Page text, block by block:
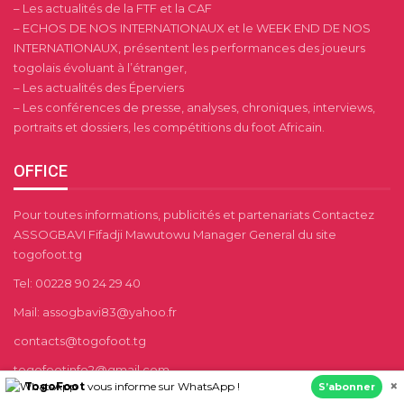
– Les actualités de la FTF et la CAF
– ECHOS DE NOS INTERNATIONAUX et le WEEK END DE NOS
INTERNATIONAUX, présentent les performances des joueurs
togolais évoluant à l’étranger,
– Les actualités des Éperviers
– Les conférences de presse, analyses, chroniques, interviews,
portraits et dossiers, les compétitions du foot Africain.
OFFICE
Pour toutes informations, publicités et partenariats Contactez
ASSOGBAVI Fifadji Mawutowu Manager General du site
togofoot.tg
Tel: 00228 90 24 29 40
Mail: assogbavi83@yahoo.fr
contacts@togofoot.tg
togofootinfo2@gmail.com
TogoFoot vous informe sur WhatsApp ! S’abonner ×